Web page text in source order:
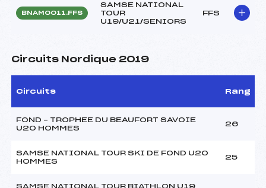
BNAM0011.FFS
SAMSE NATIONAL
TOUR
U19/U21/SENIORS
FFS
Circuits Nordique 2019
Circuits Rang
FOND – TROPHEE DU BEAUFORT SAVOIE
U20 HOMMES
26
SAMSE NATIONAL TOUR SKI DE FOND U20
HOMMES
25
SAMSE NATIONAL TOUR BIATHLON U19